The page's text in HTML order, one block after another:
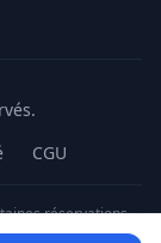
CGU
réservations
sans surcoût